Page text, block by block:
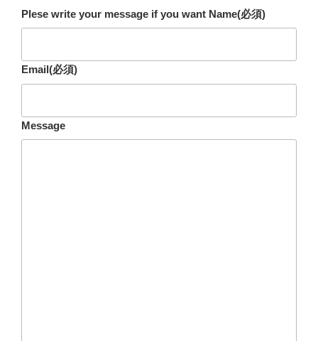
Plese write your message if you want Name(必須)
Email(必須)
Message